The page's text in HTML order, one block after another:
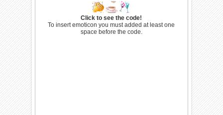
Click to see the code!
To insert emoticon you must added at least one
space before the code.